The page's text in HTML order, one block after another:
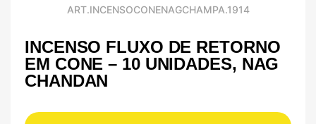
ART.INCENSOCONENAGCHAMPA.1914
INCENSO FLUXO DE RETORNO
EM CONE – 10 UNIDADES, NAG
CHANDAN